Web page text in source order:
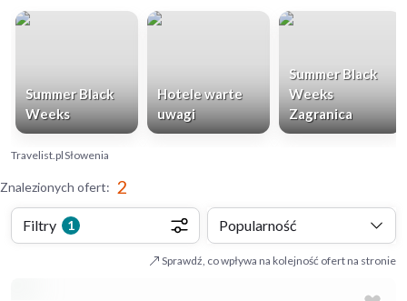
Summer Black
Weeks
Hotele warte
uwagi
Summer Black
Weeks
Zagranica
Travelist.plSłowenia
Znalezionych ofert: 2
Filtry 1 Popularność
Sprawdź, co wpływa na kolejność ofert na stronie